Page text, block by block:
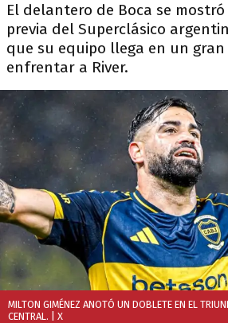
El delantero de Boca se
previa del Superclásico
que su equipo llega en un
enfrentar a River.
MILTON GIMÉNEZ ANOTÓ UN DOBLETE EN EL
CENTRAL. | X